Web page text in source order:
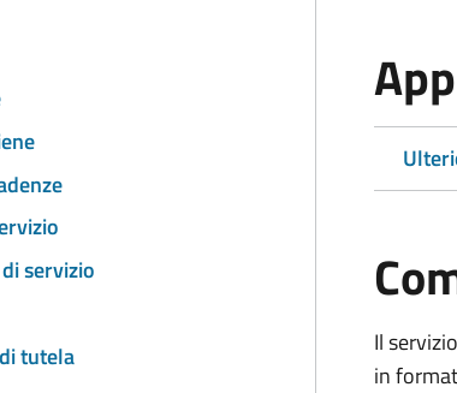
servizio
tutela
Il
in